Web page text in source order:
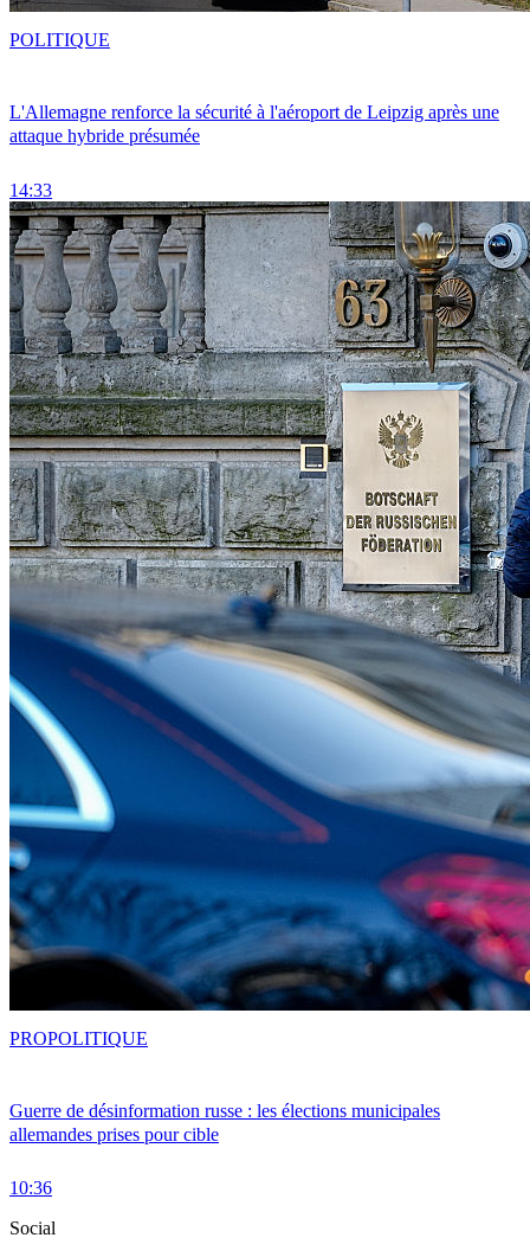
L'Allemagne renforce la sécurité à l'aéroport de Leipzig après une
attaque hybride présumée
14:33
POLITIQUE
Guerre de désinformation russe : les élections municipales
allemandes prises pour cible
10:36
PROPOLITIQUE
Social